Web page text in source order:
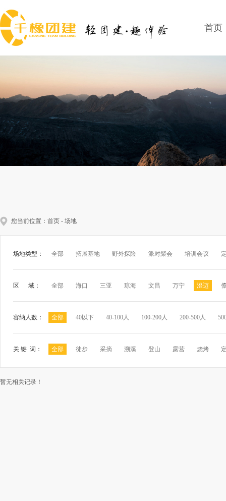
首页
您当前位置： 首页 - 场地
场地类型： 全部 拓展基地 野外探险 派对聚会 培训会议
区 域： 全部 海口 三亚 琼海 文昌 万宁 澄迈
容纳人数： 全部 40以下 40-100人 100-200人 200-500人
关 键 词： 全部 徒步 采摘 溯溪 登山 露营 烧烤
暂无相关记录！